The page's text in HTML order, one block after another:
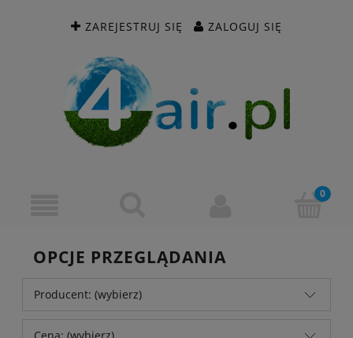
ZAREJESTRUJ SIĘ ZALOGUJ SIĘ
OPCJE PRZEGLĄDANIA
Producent: (wybierz)